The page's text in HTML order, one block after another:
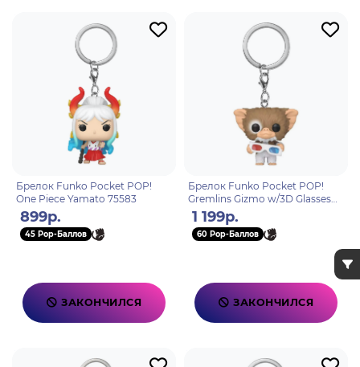
Брелок Funko Pocket POP!
One Piece Yamato 75583
899р.
45 Pop-Баллов
ЗАКОНЧИЛСЯ
Брелок Funko Pocket POP!
Gremlins Gizmo w/3D Glasses
49883
1 199р.
60 Pop-Баллов
ЗАКОНЧИЛСЯ